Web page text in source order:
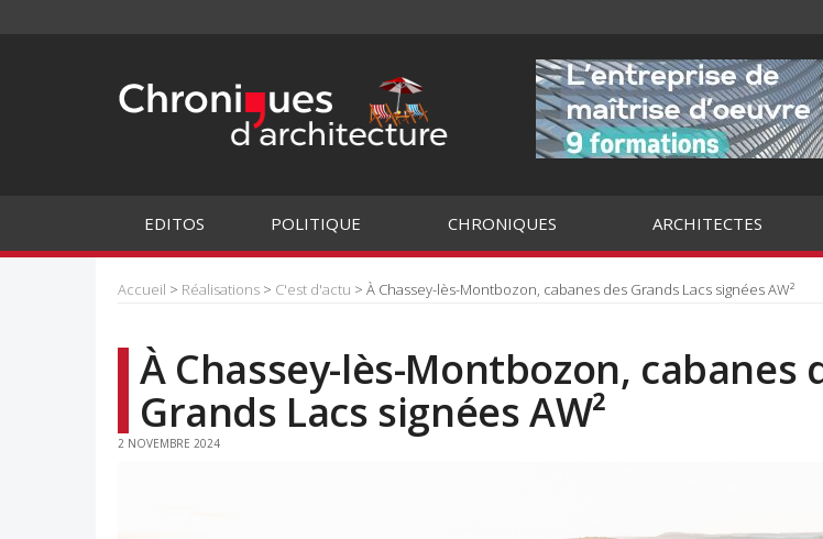
EDITOS POLITIQUE CHRONIQUES ARCHITECTES
Accueil > Réalisations > C'est d'actu > À Chassey-lès-Montbozon, cabanes des Grands Lacs signées AW²
À Chassey-lès-Montbozon, cabanes
Grands Lacs signées AW²
2 NOVEMBRE 2024